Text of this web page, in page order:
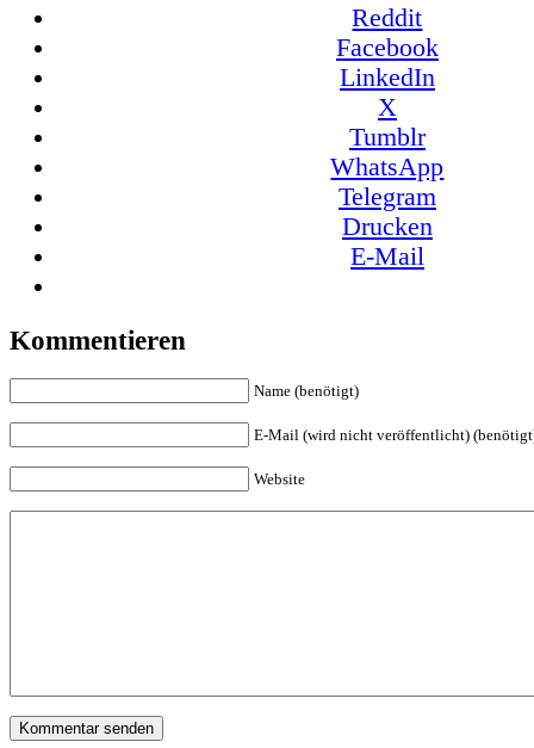
Reddit
Facebook
LinkedIn
X
Tumblr
WhatsApp
Telegram
Drucken
E-Mail
Kommentieren
Name (benötigt)
E-Mail (wird nicht veröffentlicht)
Website